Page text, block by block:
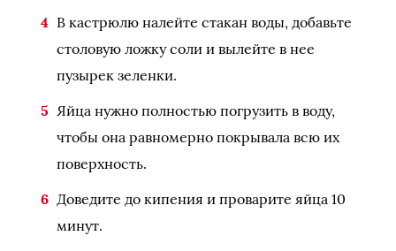
В кастрюлю налейте стакан воды, добавьте
столовую ложку соли и вылейте в нее
пузырек зеленки.
Яйца нужно полностью погрузить в воду,
чтобы она равномерно покрывала всю их
поверхность.
Доведите до кипения и проварите яйца 10
минут.